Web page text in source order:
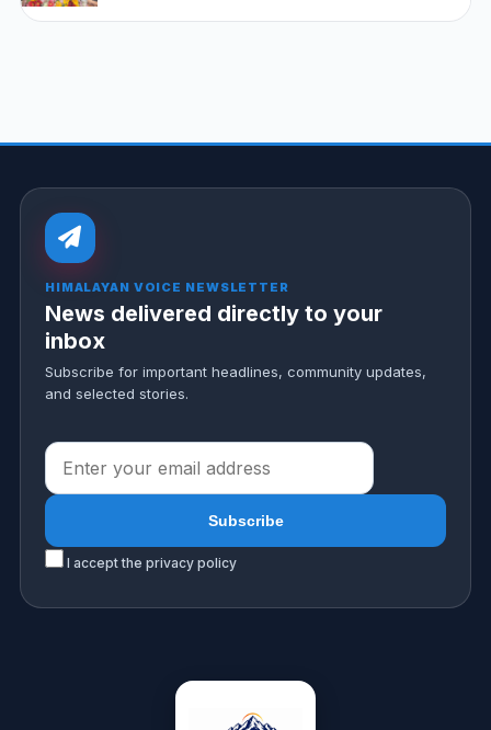
HIMALAYAN VOICE NEWSLETTER
News delivered directly to your
inbox
Subscribe for important headlines, community updates,
and selected stories.
I accept the privacy policy